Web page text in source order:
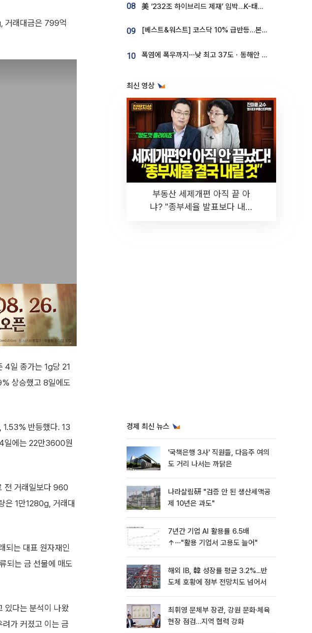
거래대금은 799억
4일 종가는 1g당 21
상승했고 8일에도
반등했다. 13
일에는 22만3600원
전 거래일보다 960
1만1280g, 거래대
되는 대표 원자재인
되는 금 선물에 매도
있다는 분석이 나왔
가 커졌고 이는 금
08 美 ‘232조 하이브리드 제재’ 임박…K-태양광, 불확실성 털고 날개 다나
09 [베스트&워스트] 코스닥 10% 급반등…본느, 최대주주 변경 기대에 270% 폭등
10 폭염에 폭우까지⋯낮 최고 37도ㆍ동해안 강한 비 [날씨]
최신 영상
부동산 세제개편 아직 끝 아
냐? "종부세율 발표보다 내릴
경제 최신 뉴스
'국책은행 3사' 직원들, 다음주 여의
도 거리 나서는 까닭은
나라살림硏 "검증 안 된 생산세액공
제 10년은 과도"
7년간 기업 AI 활용률 6.5배
↑⋯"활용 기업서 고용도 늘어"
해외 IB, 韓 성장률 평균 3.2%...반
도체 호황에 정부 전망치도 넘어서
최휘영 문체부 장관, 강원 문화·체육
현장 점검…지역 협력 강화